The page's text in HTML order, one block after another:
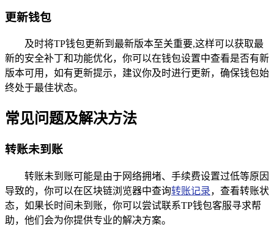
更新钱包
及时将TP钱包更新到最新版本至关重要,这样可以获取最
新的安全补丁和功能优化，你可以在钱包设置中查看是否有新
版本可用，如有更新提示，建议你及时进行更新，确保钱包始
终处于最佳状态。
常见问题及解决方法
转账未到账
转账未到账可能是由于网络拥堵、手续费设置过低等原因
导致的，你可以在区块链浏览器中查询转账记录，查看转账状
态，如果长时间未到账，你可以尝试联系TP钱包客服寻求帮
助，他们会为你提供专业的解决方案。